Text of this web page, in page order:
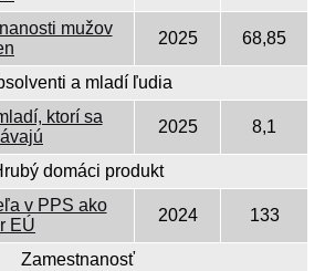
mužov
2025 68,85
a mladí ľudia
ktorí sa
2025 8,1
domáci produkt
v PPS ako
EÚ
2024 133
Zamestnanosť